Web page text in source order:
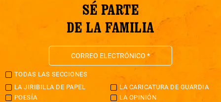
SÉ PARTE
DE LA FAMILIA
TODAS LAS SECCIONES
LA JIRIBILLA DE PAPEL
LA CARICATURA DE GUARDIA
POESÍA
LA OPINIÓN